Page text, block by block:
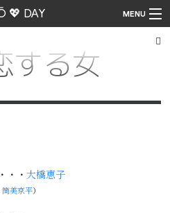
💖 DAY MENU
する女
・・大橋恵子
筒美京平）